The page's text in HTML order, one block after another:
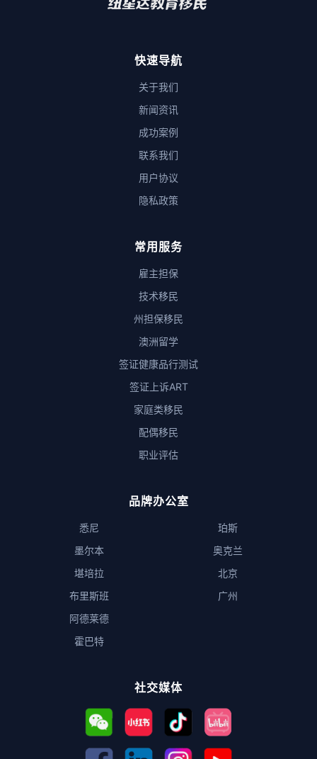
快速导航
关于我们
新闻资讯
成功案例
联系我们
用户协议
隐私政策
常用服务
雇主担保
技术移民
州担保移民
澳洲留学
签证健康品行测试
签证上诉ART
家庭类移民
配偶移民
职业评估
品牌办公室
悉尼
墨尔本
堪培拉
布里斯班
阿德莱德
霍巴特
珀斯
奥克兰
北京
广州
社交媒体